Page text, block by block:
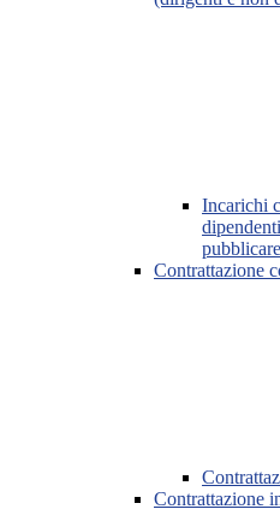
Incarichi
Contrattazione
Contrattazione